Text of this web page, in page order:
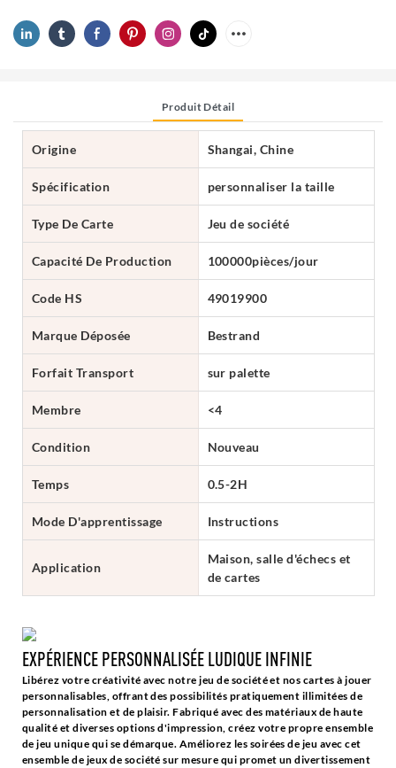
Produit Détail
Origine Shangai, Chine
Spécification personnaliser la taille
Type De Carte Jeu de société
Capacité De Production 100000pièces/jour
Code HS 49019900
Marque Déposée Bestrand
Forfait Transport sur palette
Membre <4
Condition Nouveau
Temps 0.5-2H
Mode D'apprentissage Instructions
Application
Maison, salle d'échecs et
de cartes
EXPÉRIENCE PERSONNALISÉE LUDIQUE INFINIE
Libérez votre créativité avec notre jeu de société et nos cartes à jouer
personnalisables, offrant des possibilités pratiquement illimitées de
personnalisation et de plaisir. Fabriqué avec des matériaux de haute
qualité et diverses options d'impression, créez votre propre ensemble
de jeu unique qui se démarque. Améliorez les soirées de jeu avec cet
ensemble de jeux de société sur mesure qui promet un divertissement